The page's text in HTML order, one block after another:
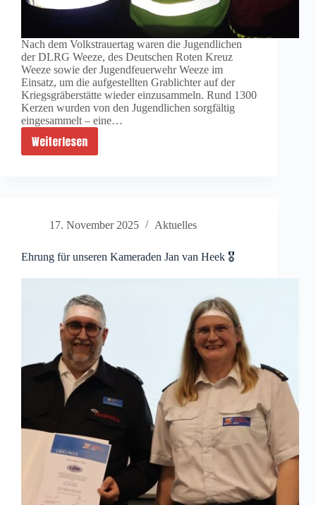
Nach dem Volkstrauertag waren die Jugendlichen
der DLRG Weeze, des Deutschen Roten Kreuz
Weeze sowie der Jugendfeuerwehr Weeze im
Einsatz, um die aufgestellten Grablichter auf der
Kriegsgräberstätte wieder einzusammeln. Rund 1300
Kerzen wurden von den Jugendlichen sorgfältig
eingesammelt – eine…
Weiterlesen
Gemeinsam
17. November 2025 Aktuelles
Ehrung für unseren Kameraden Jan van Heek 🎖️